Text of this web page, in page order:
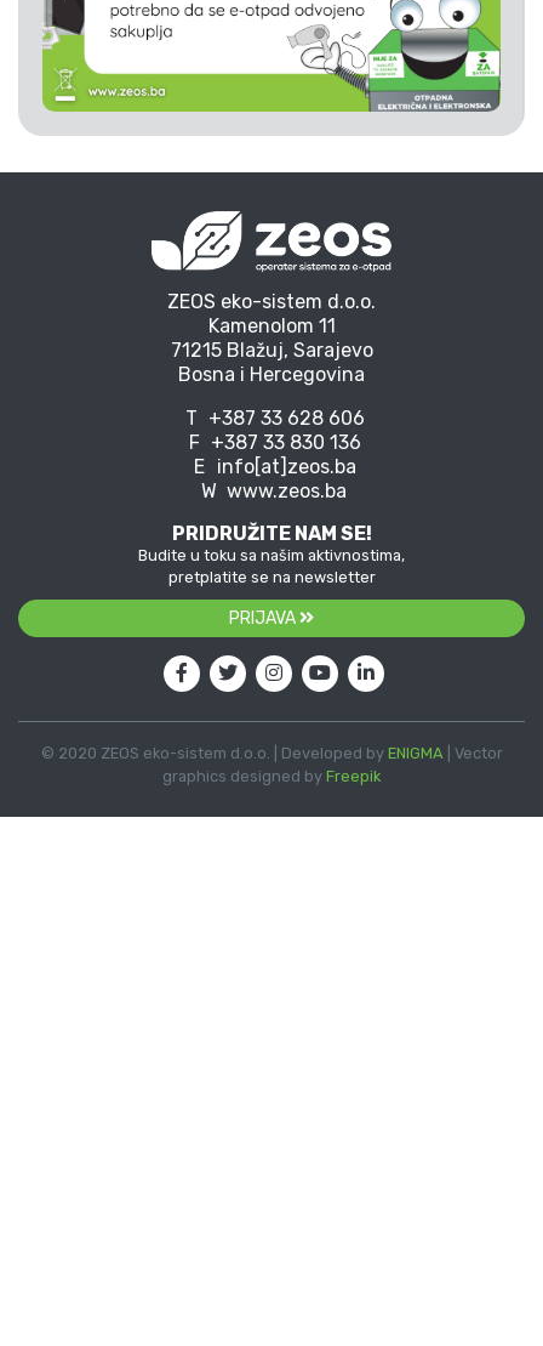
ZEOS eko-sistem d.o.o.
Kamenolom 11
71215 Blažuj, Sarajevo
Bosna i Hercegovina
T +387 33 628 606
F +387 33 830 136
E info[at]zeos.ba
W www.zeos.ba
PRIDRUŽITE NAM SE!
Budite u toku sa našim aktivnostima,
pretplatite se na newsletter
PRIJAVA
© 2020 ZEOS eko-sistem d.o.o. | Developed by ENIGMA| Vector
graphics designed by Freepik